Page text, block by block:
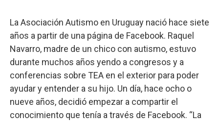
La Asociación Autismo en Uruguay nació hace siete
años a partir de una página de Facebook. Raquel
Navarro, madre de un chico con autismo, estuvo
durante muchos años yendo a congresos y a
conferencias sobre TEA en el exterior para poder
ayudar y entender a su hijo. Un día, hace ocho o
nueve años, decidió empezar a compartir el
conocimiento que tenía a través de Facebook. “La